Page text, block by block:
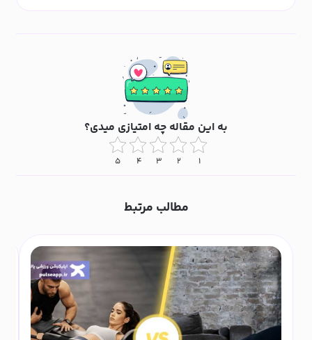
به این مقاله چه امتیازی میدی؟
۱ ۲ ۳ ۴ ۵
مطالب مرتبط